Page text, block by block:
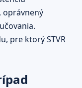
oprávnený
pre ktorý STVR